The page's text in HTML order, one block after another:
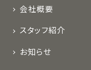
会社概要
スタッフ紹介
お知らせ